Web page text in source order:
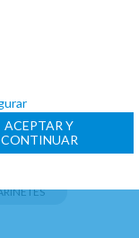
ACEPTAR Y
CONTINUAR